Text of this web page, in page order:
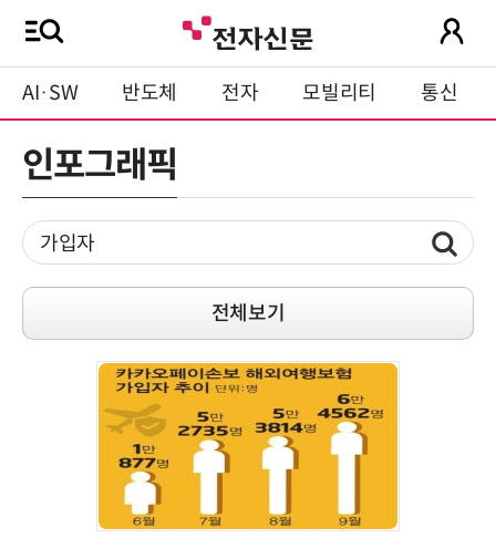
AI·SW 반도체 전자 모빌리티 통신
인포그래픽
전체보기